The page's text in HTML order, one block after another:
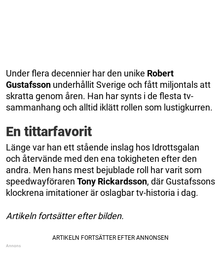
Under flera decennier har den unike Robert
Gustafsson underhållit Sverige och fått miljontals att
skratta genom åren. Han har synts i de flesta tv-
sammanhang och alltid iklätt rollen som lustigkurren.
En tittarfavorit
Länge var han ett stående inslag hos Idrottsgalan
och återvände med den ena tokigheten efter den
andra. Men hans mest bejublade roll har varit som
speedwayföraren Tony Rickardsson, där Gustafssons
klockrena imitationer är oslagbar tv-historia i dag.
Artikeln fortsätter efter bilden.